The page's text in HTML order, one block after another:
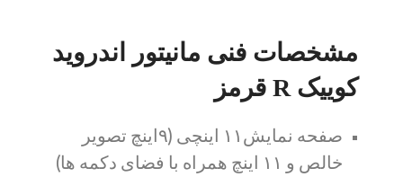
مشخصات فنی مانیتور اندروید
کوییک R قرمز
صفحه نمایش۱۱ اینچی (۹اینچ تصویر
خالص و ۱۱ اینچ همراه با فضای دکمه ها)